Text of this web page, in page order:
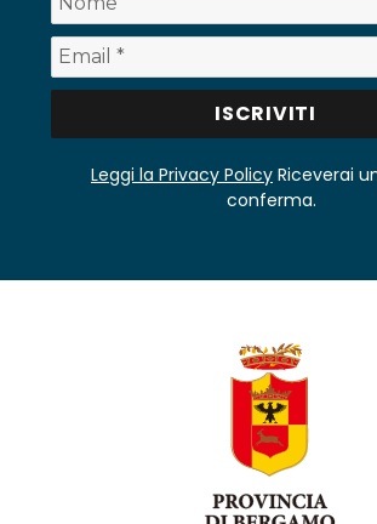
Leggi la Privacy Policy Riceverai
conferma.